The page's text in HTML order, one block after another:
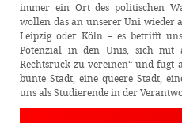
immer ein Ort des politischen
wollen das an unserer Uni wieder
Leipzig oder Köln – es betrifft
Potenzial in den Unis, sich mit
Rechtsruck zu vereinen“ und fügt
bunte Stadt, eine queere Stadt,
uns als Studierende in der